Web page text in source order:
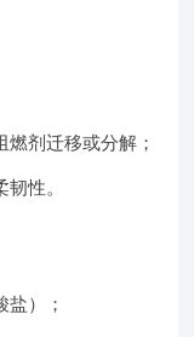
剂迁移或分解；
性。
）；